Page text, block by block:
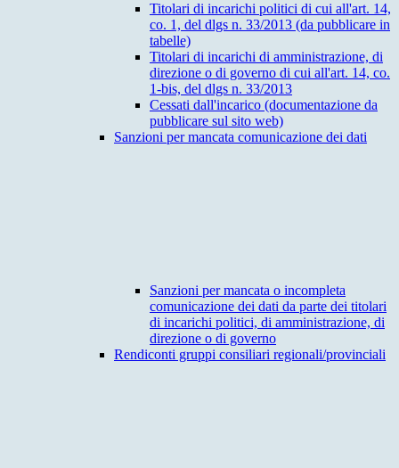
Titolari di incarichi politici di cui all'art. 14,
co. 1, del dlgs n. 33/2013 (da pubblicare in
tabelle)
Titolari di incarichi di amministrazione, di
direzione o di governo di cui all'art. 14, co.
1-bis, del dlgs n. 33/2013
Cessati dall'incarico (documentazione da
pubblicare sul sito web)
Sanzioni per mancata comunicazione dei dati
Sanzioni per mancata o incompleta
comunicazione dei dati da parte dei titolari
di incarichi politici, di amministrazione, di
direzione o di governo
Rendiconti gruppi consiliari regionali/provinciali